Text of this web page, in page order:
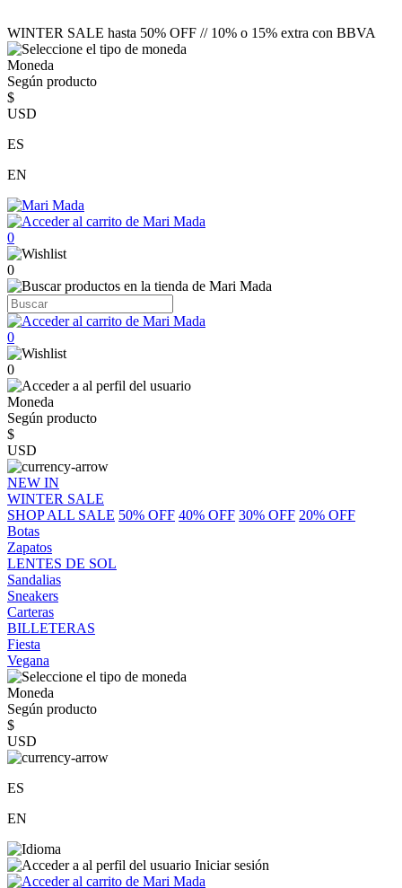
WINTER SALE hasta 50% OFF // 10% o 15% extra con BBVA
Moneda
Según producto
$
USD
ES
EN
0
0
0
0
Moneda
Según producto
$
USD
NEW IN
WINTER SALE
SHOP ALL SALE 50% OFF 40% OFF 30% OFF 20% OFF
Botas
Zapatos
LENTES DE SOL
Sandalias
Sneakers
Carteras
BILLETERAS
Fiesta
Vegana
Moneda
Según producto
$
USD
ES
EN
Iniciar sesión